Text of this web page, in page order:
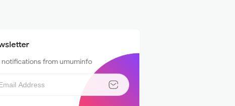
notifications from umuminfo